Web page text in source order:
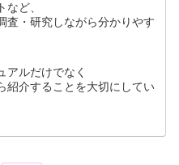
ど、
査・研究しながら分かりやす
アルだけでなく
紹介することを大切にしてい